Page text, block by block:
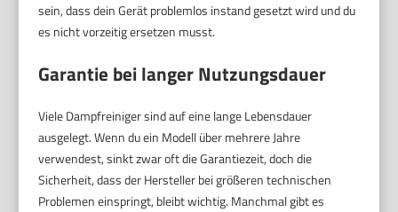
sein, dass dein Gerät problemlos instand gesetzt wird und du
es nicht vorzeitig ersetzen musst.
Garantie bei langer Nutzungsdauer
Viele Dampfreiniger sind auf eine lange Lebensdauer
ausgelegt. Wenn du ein Modell über mehrere Jahre
verwendest, sinkt zwar oft die Garantiezeit, doch die
Sicherheit, dass der Hersteller bei größeren technischen
Problemen einspringt, bleibt wichtig. Manchmal gibt es